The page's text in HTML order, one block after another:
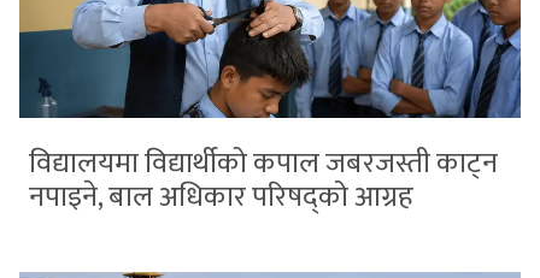
विद्यालयमा विद्यार्थीको कपाल जबरजस्ती काट्न
नपाइने, बाल अधिकार परिषद्को आग्रह